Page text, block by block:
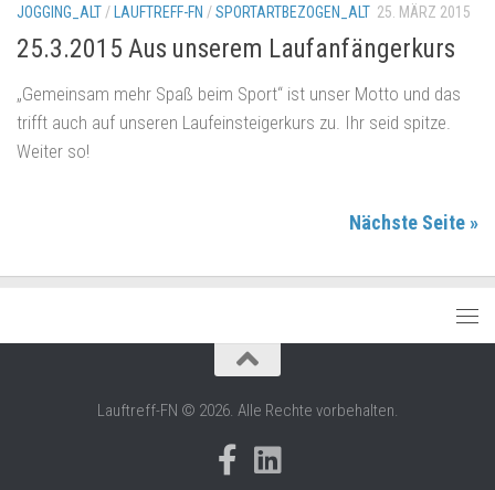
JOGGING_ALT /LAUFTREFF-FN /SPORTARTBEZOGEN_ALT 25. MÄRZ 2015
25.3.2015 Aus unserem Laufanfängerkurs
„Gemeinsam mehr Spaß beim Sport“ ist unser Motto und das
trifft auch auf unseren Laufeinsteigerkurs zu. Ihr seid spitze.
Weiter so!
Nächste Seite »
Lauftreff-FN © 2026. Alle Rechte vorbehalten.